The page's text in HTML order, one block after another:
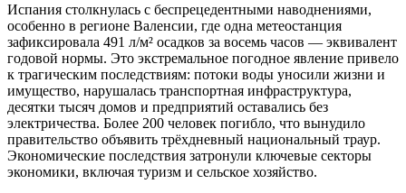
Испания столкнулась с беспрецедентными наводнениями,
особенно в регионе Валенсии, где одна метеостанция
зафиксировала 491 л/м² осадков за восемь часов — эквивалент
годовой нормы. Это экстремальное погодное явление привело
к трагическим последствиям: потоки воды уносили жизни и
имущество, нарушалась транспортная инфраструктура,
десятки тысяч домов и предприятий оставались без
электричества. Более 200 человек погибло, что вынудило
правительство объявить трёхдневный национальный траур.
Экономические последствия затронули ключевые секторы
экономики, включая туризм и сельское хозяйство.